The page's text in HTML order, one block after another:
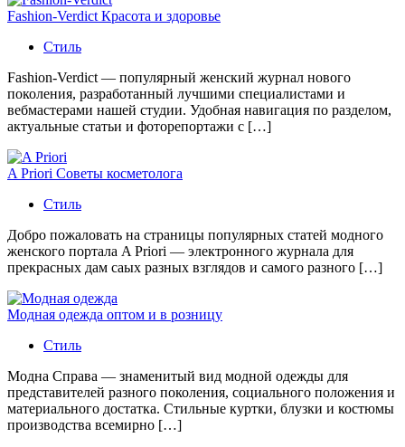
Fashion-Verdict Красота и здоровье
Стиль
Fashion-Verdict — популярный женский журнал нового
поколения, разработанный лучшими специалистами и
вебмастерами нашей студии. Удобная навигация по разделом,
актуальные статьи и фоторепортажи с […]
A Priori Советы косметолога
Стиль
Добро пожаловать на страницы популярных статей модного
женского портала A Priori — электронного журнала для
прекрасных дам саых разных взглядов и самого разного […]
Модная одежда оптом и в розницу
Стиль
Модна Справа — знаменитый вид модной одежды для
представителей разного поколения, социального положения и
материального достатка. Стильные куртки, блузки и костюмы
производства всемирно […]